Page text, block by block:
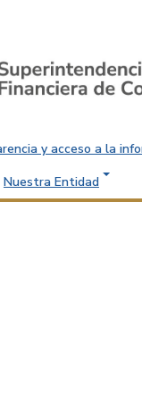
y acceso a la
Nuestra Entidad